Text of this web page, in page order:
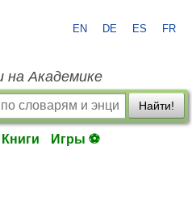
EN DE ES FR
на Академике
Найти!
Книги Игры ⚽